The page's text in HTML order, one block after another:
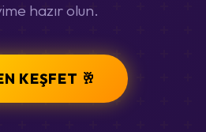
hazır olun.
KEŞFET 🥂